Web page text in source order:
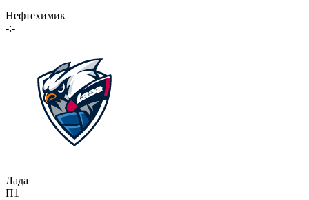
Нефтехимик
-:-
Лада
П1